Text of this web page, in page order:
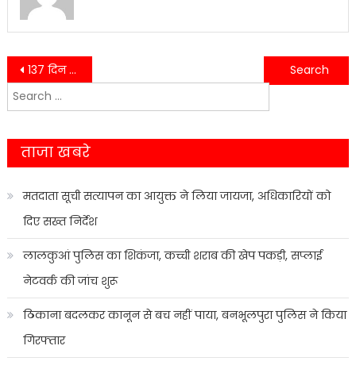
Post
navigation
137 दिन से धरने पर बैठे सेंचुरी पेपर मिल के श्रमिकों को समर्थन देने पहुंचे पूर्व सीएम…..
भविष्य में दुग्ध संघ लालकुआं को मिलेगी एक अरब बीस लाख रूपये की भारी-रकम धनराशि….
Search
for:
ताजा खबरे
मतदाता सूची सत्यापन का आयुक्त ने लिया जायजा, अधिकारियों को
दिए सख्त निर्देश
लालकुआं पुलिस का शिकंजा, कच्ची शराब की खेप पकड़ी, सप्लाई
नेटवर्क की जांच शुरू
ठिकाना बदलकर कानून से बच नहीं पाया, बनभूलपुरा पुलिस ने किया
गिरफ्तार